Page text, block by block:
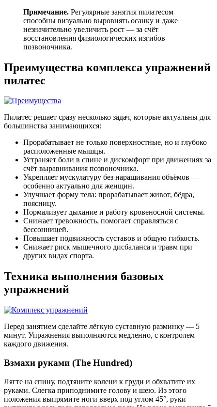
Примечание. Регулярные занятия пилатесом
способны визуально выровнять осанку и даже
незначительно увеличить рост — за счёт
восстановления физиологических изгибов
позвоночника.
Преимущества комплекса упражнений
пилатес
Пилатес решает сразу несколько задач, которые актуальны для
большинства занимающихся:
Прорабатывает не только поверхностные, но и глубоко
расположенные мышцы.
Устраняет боли в спине и дискомфорт при движениях за
счёт выравнивания позвоночника.
Укрепляет мускулатуру без наращивания объёмов —
особенно актуально для женщин.
Улучшает форму тела: прорабатывает живот, бёдра,
поясницу.
Нормализует дыхание и работу кровеносной системы.
Снижает тревожность, помогает справляться с
бессонницей.
Повышает подвижность суставов и общую гибкость.
Снижает риск мышечного дисбаланса и травм при
других видах спорта.
Техника выполнения базовых
упражнений
Перед занятием сделайте лёгкую суставную разминку — 5
минут. Упражнения выполняются медленно, с контролем
каждого движения.
Взмахи руками (The Hundred)
Лягте на спину, подтяните колени к груди и обхватите их
руками. Слегка приподнимите голову и шею. Из этого
положения выпрямите ноги вверх под углом 45°, руки